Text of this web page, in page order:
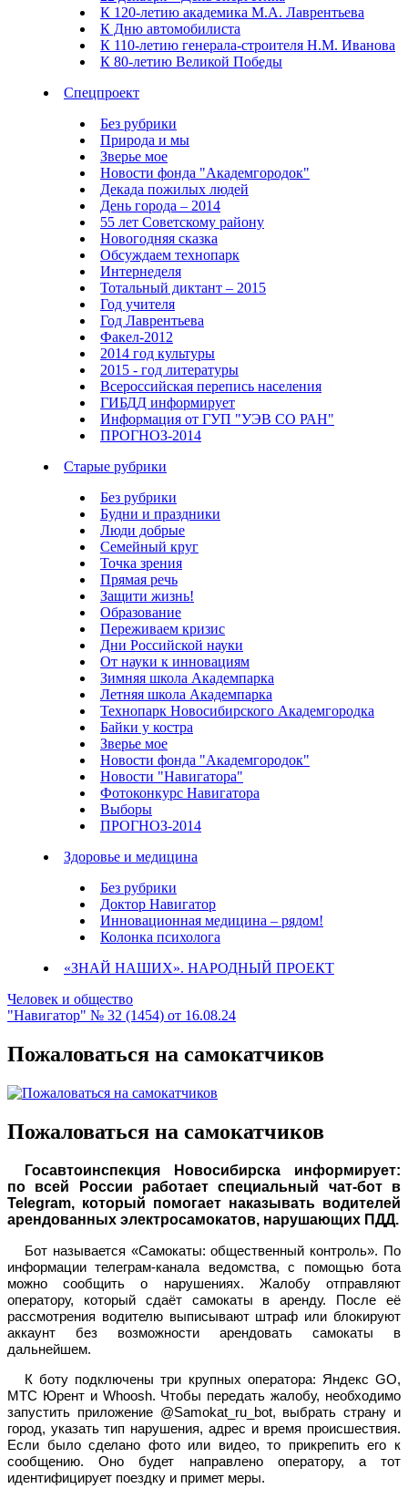
К 120-летию академика М.А. Лаврентьева
К Дню автомобилиста
К 110-летию генерала-строителя Н.М. Иванова
К 80-летию Великой Победы
Спецпроект
Без рубрики
Природа и мы
Зверье мое
Новости фонда "Академгородок"
Декада пожилых людей
День города – 2014
55 лет Советскому району
Новогодняя сказка
Обсуждаем технопарк
Интернеделя
Тотальный диктант – 2015
Год учителя
Год Лаврентьева
Факел-2012
2014 год культуры
2015 - год литературы
Всероссийская перепись населения
ГИБДД информирует
Информация от ГУП "УЭВ СО РАН"
ПРОГНОЗ-2014
Старые рубрики
Без рубрики
Будни и праздники
Люди добрые
Семейный круг
Точка зрения
Прямая речь
Защити жизнь!
Образование
Переживаем кризис
Дни Российской науки
От науки к инновациям
Зимняя школа Академпарка
Летняя школа Академпарка
Технопарк Новосибирского Академгородка
Байки у костра
Зверье мое
Новости фонда "Академгородок"
Новости "Навигатора"
Фотоконкурс Навигатора
Выборы
ПРОГНОЗ-2014
Здоровье и медицина
Без рубрики
Доктор Навигатор
Инновационная медицина – рядом!
Колонка психолога
«ЗНАЙ НАШИХ». НАРОДНЫЙ ПРОЕКТ
Человек и общество
"Навигатор" № 32 (1454) от 16.08.24
Пожаловаться на самокатчиков
Пожаловаться на самокатчиков
Госавтоинспекция Новосибирска информирует:
по всей России работает специальный чат-бот в
Telegram, который помогает наказывать водителей
арендованных электросамокатов, нарушающих ПДД.
Бот называется «Самокаты: общественный контроль». По
информации телеграм-канала ведомства, с помощью бота
можно сообщить о нарушениях. Жалобу отправляют
оператору, который сдаёт самокаты в аренду. После её
рассмотрения водителю выписывают штраф или блокируют
аккаунт без возможности арендовать самокаты в
дальнейшем.
К боту подключены три крупных оператора: Яндекс GO,
МТС Юрент и Whoosh. Чтобы передать жалобу, необходимо
запустить приложение @Samokat_ru_bot, выбрать страну и
город, указать тип нарушения, адрес и время происшествия.
Если было сделано фото или видео, то прикрепить его к
сообщению. Оно будет направлено оператору, а тот
идентифицирует поездку и примет меры.